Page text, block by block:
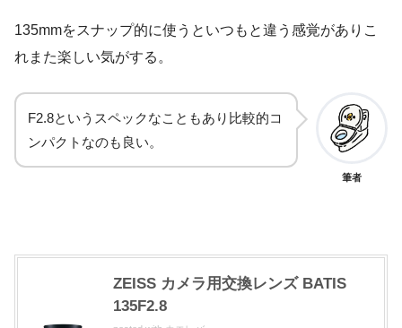
135mmをスナップ的に使うといつもと違う感覚がありこ
れまた楽しい気がする。
F2.8というスペックなこともあり比較的コ
ンパクトなのも良い。
筆者
ZEISS カメラ用交換レンズ BATIS
135F2.8